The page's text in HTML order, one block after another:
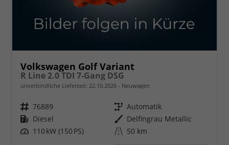
Volkswagen Golf Variant
R Line 2.0 TDI 7-Gang DSG
unverbindliche Lieferzeit: 22.10.2026 Neuwagen
Fahrzeugnr. 76889 Getriebe Automatik
Kraftstoff Diesel Außenfarbe Delfingrau Metallic
Leistung 110 kW (150 PS) Kilometerstand 50 km